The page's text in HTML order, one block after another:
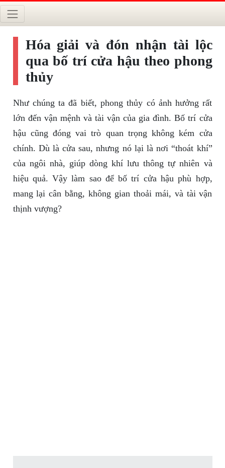
Hóa giải và đón nhận tài lộc
qua bố trí cửa hậu theo phong
thủy
Như chúng ta đã biết, phong thủy có ảnh hưởng rất
lớn đến vận mệnh và tài vận của gia đình. Bố trí cửa
hậu cũng đóng vai trò quan trọng không kém cửa
chính. Dù là cửa sau, nhưng nó lại là nơi “thoát khí”
của ngôi nhà, giúp dòng khí lưu thông tự nhiên và
hiệu quả. Vậy làm sao để bố trí cửa hậu phù hợp,
mang lại cân bằng, không gian thoải mái, và tài vận
thịnh vượng?